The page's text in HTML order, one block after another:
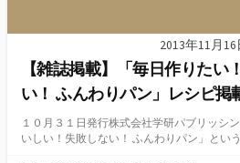
2013年11月16
【雑誌掲載】「毎日作りたい
い！ ふんわりパン」レシピ掲
１０月３１日発行株式会社学研パブリッシ
いしい！失敗しない！ ふんわりパン」とい